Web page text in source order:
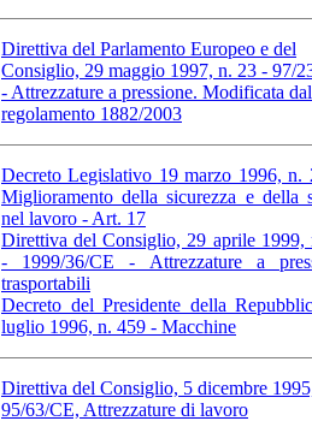
Direttiva del Parlamento Europeo e del
Consiglio, 29 maggio 1997, n. 23 - 97/
- Attrezzature a pressione. Modificata dal
regolamento 1882/2003
Decreto Legislativo 19 marzo 1996, n.
Miglioramento della sicurezza e della
nel lavoro - Art. 17
Direttiva del Consiglio, 29 aprile 1999,
- 1999/36/CE - Attrezzature a
trasportabili
Decreto del Presidente della
luglio 1996, n. 459 - Macchine
Direttiva del Consiglio, 5 dicembre
95/63/CE, Attrezzature di lavoro